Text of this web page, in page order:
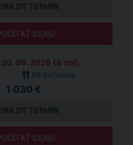
TERMÍN
CENU
20. 09. 2026 (8 dní)
All Inclusive
1 030 €
TERMÍN
CENU